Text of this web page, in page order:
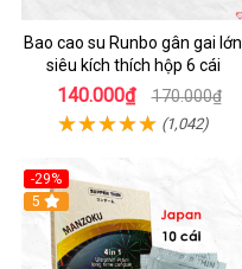
Bao cao su Runbo gân gai lớn
siêu kích thích hộp 6 cái
140.000₫ 170.000₫
(1,042)
-29%
5